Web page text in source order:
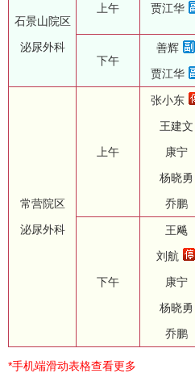
石景山院区
泌尿外科
上午 贾江华
下午
善辉
贾江华
常营院区
泌尿外科
上午
张小东
王建文
康宁
杨晓勇
乔鹏
下午
王飚
刘航
康宁
杨晓勇
乔鹏
*手机端滑动表格查看更多